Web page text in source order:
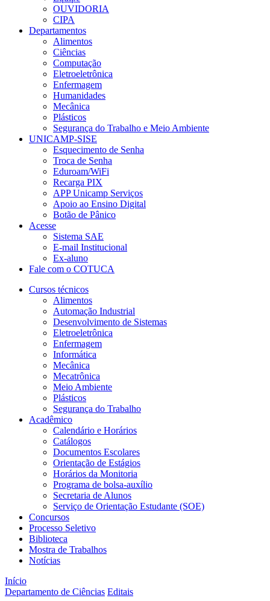
OUVIDORIA
CIPA
Departamentos
Alimentos
Ciências
Computação
Eletroeletrônica
Enfermagem
Humanidades
Mecânica
Plásticos
Segurança do Trabalho e Meio Ambiente
UNICAMP-SISE
Esquecimento de Senha
Troca de Senha
Eduroam/WiFi
Recarga PIX
APP Unicamp Serviços
Apoio ao Ensino Digital
Botão de Pânico
Acesse
Sistema SAE
E-mail Institucional
Ex-aluno
Fale com o COTUCA
Cursos técnicos
Alimentos
Automação Industrial
Desenvolvimento de Sistemas
Eletroeletrônica
Enfermagem
Informática
Mecânica
Mecatrônica
Meio Ambiente
Plásticos
Segurança do Trabalho
Acadêmico
Calendário e Horários
Catálogos
Documentos Escolares
Orientação de Estágios
Horários da Monitoria
Programa de bolsa-auxílio
Secretaria de Alunos
Serviço de Orientação Estudante (SOE)
Concursos
Processo Seletivo
Biblioteca
Mostra de Trabalhos
Notícias
Início
Departamento de Ciências Editais